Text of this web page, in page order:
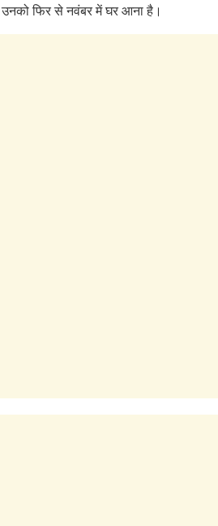
फिर से नवंबर में घर आना है।